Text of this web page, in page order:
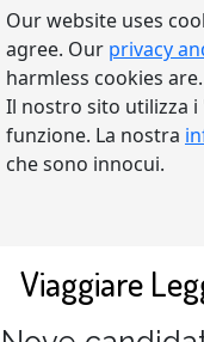
Our website uses
agree. Our privacy
harmless cookies are.
Il nostro sito utilizza i
funzione. La nostra
che sono innocui.
Viaggiare